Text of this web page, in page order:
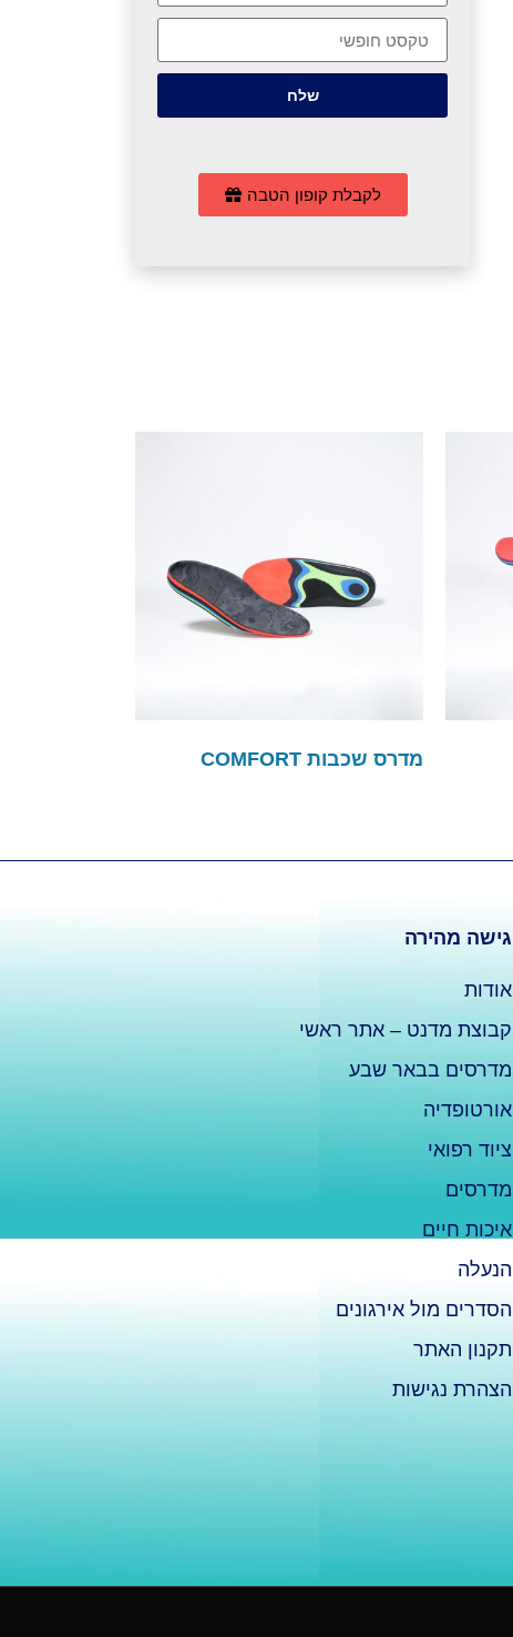
שלח
לקבלת קופון הטבה
מדרס שכבות COMFORT
גישה מהירה
אודות
קבוצת מדנט – אתר ראשי
מדרסים בבאר שבע
אורטופדיה
ציוד רפואי
מדרסים
איכות חיים
הנעלה
הסדרים מול אירגונים
תקנון האתר
הצהרת נגישות